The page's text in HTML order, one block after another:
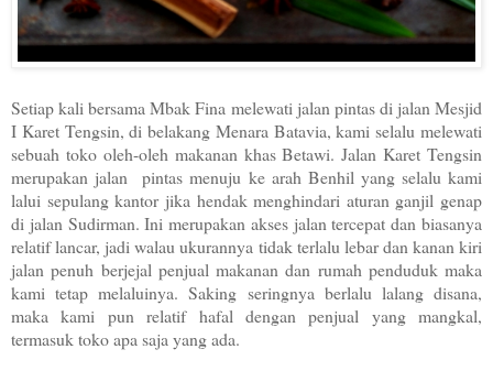
Setiap kali bersama Mbak Fina melewati jalan pintas di jalan Mesjid
I Karet Tengsin, di belakang Menara Batavia, kami selalu melewati
sebuah toko oleh-oleh makanan khas Betawi. Jalan Karet Tengsin
merupakan jalan pintas menuju ke arah Benhil yang selalu kami
lalui sepulang kantor jika hendak menghindari aturan ganjil genap
di jalan Sudirman. Ini merupakan akses jalan tercepat dan biasanya
relatif lancar, jadi walau ukurannya tidak terlalu lebar dan kanan kiri
jalan penuh berjejal penjual makanan dan rumah penduduk maka
kami tetap melaluinya. Saking seringnya berlalu lalang disana,
maka kami pun relatif hafal dengan penjual yang mangkal,
termasuk toko apa saja yang ada.